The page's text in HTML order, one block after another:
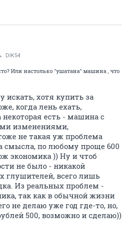
DIK54
Или настолько "ушатана" машина , что
искать, хотя купить за
когда лень ехать,
есть - машина с
изменениями,
не такая уж проблема
смысла, по любому проще 600
экономика )) Ну и чтоб
не было - никакой
глушителей, всего лишь
Из реальных проблем -
так как в обычной жизни
не делаю уже год где-то, но,
500, возможно и сделаю))